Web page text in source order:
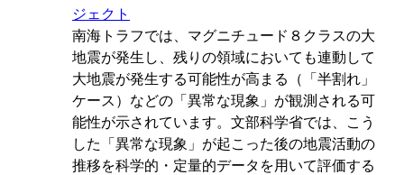
ジェクト
南海トラフでは、マグニチュード８クラスの大
地震が発生し、残りの領域においても連動して
大地震が発生する可能性が高まる（「半割れ」
ケース）などの「異常な現象」が観測される可
能性が示されています。文部科学省では、こう
した「異常な現象」が起こった後の地震活動の
推移を科学的・定量的データを用いて評価する